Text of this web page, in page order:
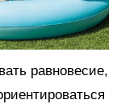
равновесие,